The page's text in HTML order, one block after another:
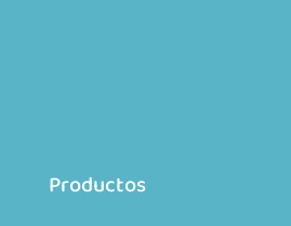
Productos